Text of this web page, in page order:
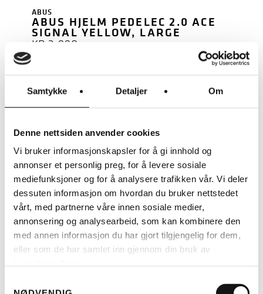
Samtykke Detaljer Om
Denne nettsiden anvender cookies
Vi bruker informasjonskapsler for å gi innhold og
annonser et personlig preg, for å levere sosiale
mediefunksjoner og for å analysere trafikken vår. Vi deler
dessuten informasjon om hvordan du bruker nettstedet
vårt, med partnerne våre innen sosiale medier,
annonsering og analysearbeid, som kan kombinere den
med annen informasjon du har gjort tilgjengelig for dem,
eller som de har samlet inn gjennom din bruk av
ABUS
ABUS HJELM PEDELEC 2.0 ACE
SIGNAL YELLOW, LARGE
KR 2.990